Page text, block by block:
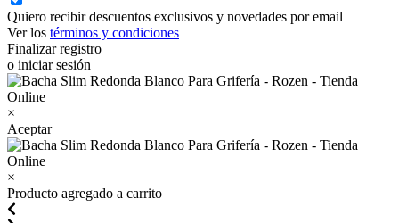
Quiero recibir descuentos exclusivos y novedades por email
Ver los términos y condiciones
Finalizar registro
o iniciar sesión
×
Aceptar
×
Producto agregado a carrito